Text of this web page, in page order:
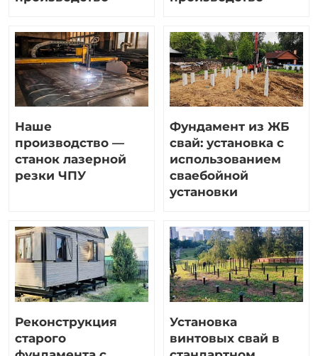
Наше
производство —
станок лазерной
резки ЧПУ
Фундамент из ЖБ
свай: установка с
использованием
сваебойной
установки
Реконструкция
старого
Установка
винтовых свай в